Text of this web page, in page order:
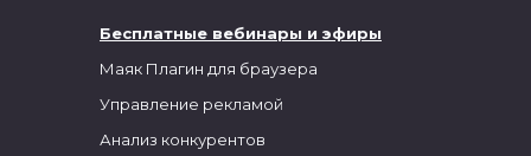
Бесплатные вебинары и эфиры
Маяк Плагин для браузера
Управление рекламой
Анализ конкурентов